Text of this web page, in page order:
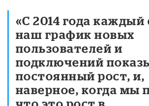
«C 2014 года каждый
наш график новых
пользователей и
подключений
постоянный рост, и,
наверное, когда мы
что это рост в